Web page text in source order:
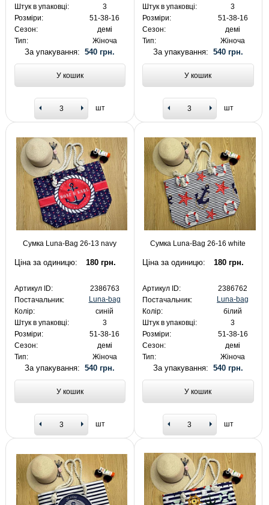
Штук в упаковці:
3
Розміри:
51-38-16
Сезон:
демі
Тип:
Жіноча
За упакування:540 грн.
У кошик
шт
Штук в упаковці:
3
Розміри:
51-38-16
Сезон:
демі
Тип:
Жіноча
За упакування: 540 грн.
У кошик
шт
Сумка Luna-Bag 26-13 navy
Ціна за одиницю: 180 грн.
Артикул ID:
2386763
Постачальник:
Luna-bag
Колір:
синій
Штук в упаковці:
3
Розміри:
51-38-16
Сезон:
демі
Тип:
Жіноча
За упакування:540 грн.
У кошик
шт
Сумка Luna-Bag 26-16 white
Ціна за одиницю: 180 грн.
Артикул ID:
2386762
Постачальник:
Luna-bag
Колір:
білий
Штук в упаковці:
3
Розміри:
51-38-16
Сезон:
демі
Тип:
Жіноча
За упакування: 540 грн.
У кошик
шт